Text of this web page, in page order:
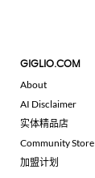
GIGLIO.COM
About
AI Disclaimer
实体精品店
Community Store
加盟计划